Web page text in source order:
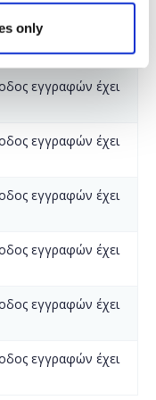
only
εγγραφών έχει
εγγραφών έχει
εγγραφών έχει
εγγραφών έχει
εγγραφών έχει
εγγραφών έχει